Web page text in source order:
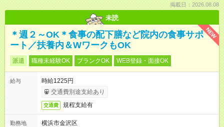
掲載日：2026.08.08
未読
NEW
＊週２～OK＊食事の配下膳など院内の食事サポ
ート／扶養内＆WワークもOK
派遣 職種未経験OK ブランクOK WEB登録・面接OK
給与
時給1225円
交通費別途支給あり
交通費 規程支給有
勤務地
横浜市金沢区